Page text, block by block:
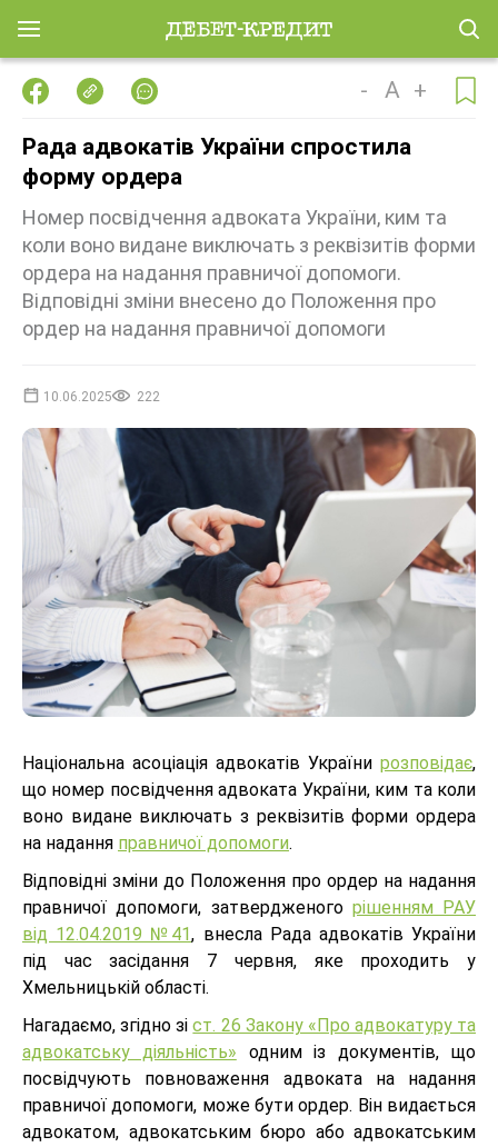
- A +
Рада адвокатів України спростила
форму ордера
Номер посвідчення адвоката України, ким та
коли воно видане виключать з реквізитів форми
ордера на надання правничої допомоги.
Відповідні зміни внесено до Положення про
ордер на надання правничої допомоги
10.06.2025 222
Національна асоціація адвокатів України розповідає,
що номер посвідчення адвоката України, ким та коли
воно видане виключать з реквізитів форми ордера
на надання правничої допомоги.
Відповідні зміни до Положення про ордер на надання
правничої допомоги, затвердженого рішенням РАУ
від 12.04.2019 №41, внесла Рада адвокатів України
під час засідання 7 червня, яке проходить у
Хмельницькій області.
Нагадаємо, згідно зіст. 26 Закону «Про адвокатуру та
адвокатську діяльність» одним із документів, що
посвідчують повноваження адвоката на надання
правничої допомоги, може бути ордер. Він видається
адвокатом, адвокатським бюро або адвокатським